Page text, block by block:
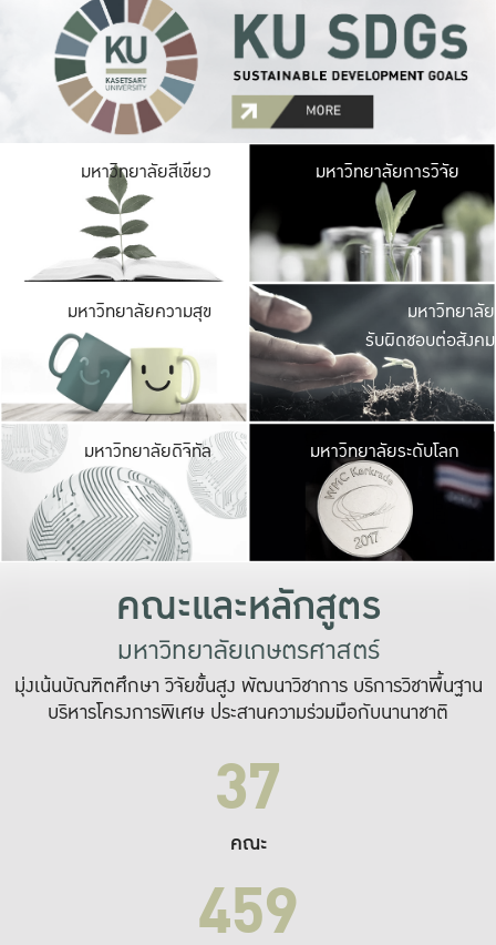
มหาวิทยาลัยสีเขียว มหาวิ
มีพื้นที่เขียวสดใส
เป็นป่าในเมือง เกษต
มหาวิทยาลัยการวิจัย
มหาวิทยาลัยความสุข มหาวิ
ค
เปิดประ
และพบเรื่องราวใ
มหาวิทยาลัย
รับผิดชอบต่อสังคม
มหาวิทยาลัยดิจิทัล มหาวิ
เปลี่ยนแปลง แล
เพื่อทำง
ระบบสารสนเทศ
มหาวิทยาลัยระดับโลก
คณะและหลักสูตร
มหาวิทยาลัยเกษตรศาสตร์
มุ่งเน้นบัณฑิตศึกษา วิจัยขั้นสูง พัฒนาวิชาการ บริการวิชาพื้นฐาน
บริหารโครงการพิเศษ ประสานความร่วมมือกับนานาชาติ
37
คณะ
459